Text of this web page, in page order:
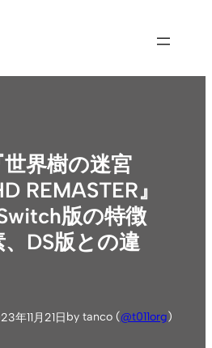
世界樹の迷宮
REMASTER』
版の特徴
DS版との違
年11月21日by tanco (@t011org)